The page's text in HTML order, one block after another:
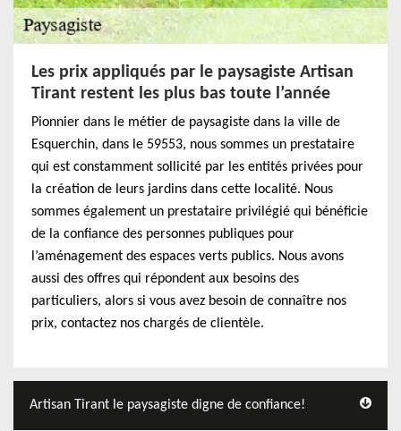
Les prix appliqués par le paysagiste Artisan
Tirant restent les plus bas toute l’année
Pionnier dans le métier de paysagiste dans la ville de
Esquerchin, dans le 59553, nous sommes un prestataire
qui est constamment sollicité par les entités privées pour
la création de leurs jardins dans cette localité. Nous
sommes également un prestataire privilégié qui bénéficie
de la confiance des personnes publiques pour
l’aménagement des espaces verts publics. Nous avons
aussi des offres qui répondent aux besoins des
particuliers, alors si vous avez besoin de connaître nos
prix, contactez nos chargés de clientèle.
Artisan Tirant le paysagiste digne de confiance!